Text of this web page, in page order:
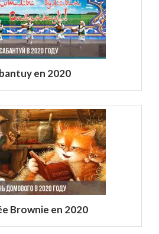
en 2020
Brownie en 2020